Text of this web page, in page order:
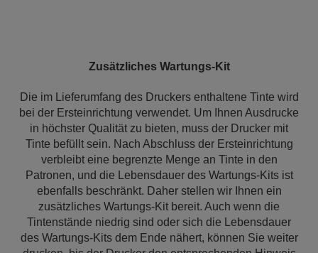
Zusätzliches Wartungs-Kit
Die im Lieferumfang des Druckers enthaltene Tinte wird
bei der Ersteinrichtung verwendet. Um Ihnen Ausdrucke
in höchster Qualität zu bieten, muss der Drucker mit
Tinte befüllt sein. Nach Abschluss der Ersteinrichtung
verbleibt eine begrenzte Menge an Tinte in den
Patronen, und die Lebensdauer des Wartungs-Kits ist
ebenfalls beschränkt. Daher stellen wir Ihnen ein
zusätzliches Wartungs-Kit bereit. Auch wenn die
Tintenstände niedrig sind oder sich die Lebensdauer
des Wartungs-Kits dem Ende nähert, können Sie weiter